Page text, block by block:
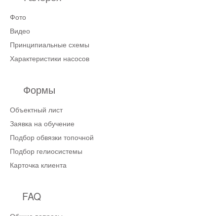
Фото
Видео
Принципиальные схемы
Характеристики насосов
Формы
Объектный лист
Заявка на обучение
Подбор обвязки топочной
Подбор гелиосистемы
Карточка клиента
FAQ